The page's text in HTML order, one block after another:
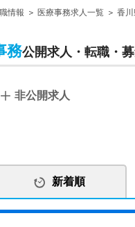
情報 医療事務求人一覧 香
務公開求人・転職・
非公開求人
新着順